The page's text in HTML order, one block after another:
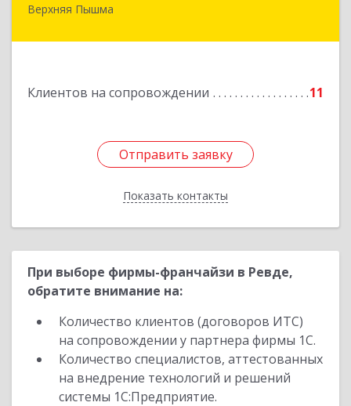
Верхняя Пышма
Клиентов на сопровождении 11
Отправить заявку
Показать контакты
624090, Свердловская обл, Верхняя Пышма г,
Отправить заявку
Назад
При выборе фирмы-франчайзи в Ревде,
обратите внимание на:
Количество клиентов (договоров ИТС)
на сопровождении у партнера фирмы 1С.
Количество специалистов, аттестованных
на внедрение технологий и решений
системы 1С:Предприятие.